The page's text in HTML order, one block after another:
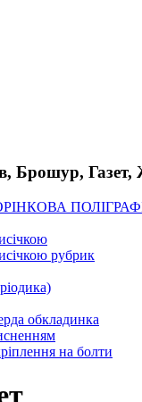
Брошур, Газет,
рубрик
обкладинка
на болти